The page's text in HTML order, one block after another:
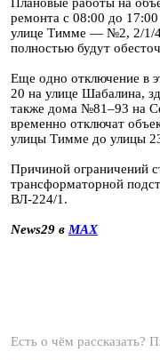
ремонта с 08:00 до 17:00
улице Тимме — №2, 2/1/
полностью будут
Еще одно отключение в
20 на улице Шабалина,
также дома №81–93 на
временно отключат
улицы Тимме до улицы
Причиной ограничений
трансформаторной
ВЛ-224/1.
News29 в MAX
Есть о чём рассказать?